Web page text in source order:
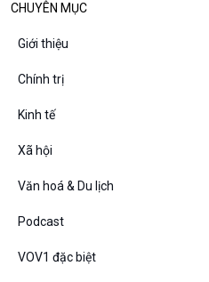
VOV1 đặc biệt
Chân dung cuộc sống
CHUYÊN MỤC
Giới thiệu
Chính trị
Kinh tế
Xã hội
Văn hoá & Du lịch
Podcast
VOV1 đặc biệt